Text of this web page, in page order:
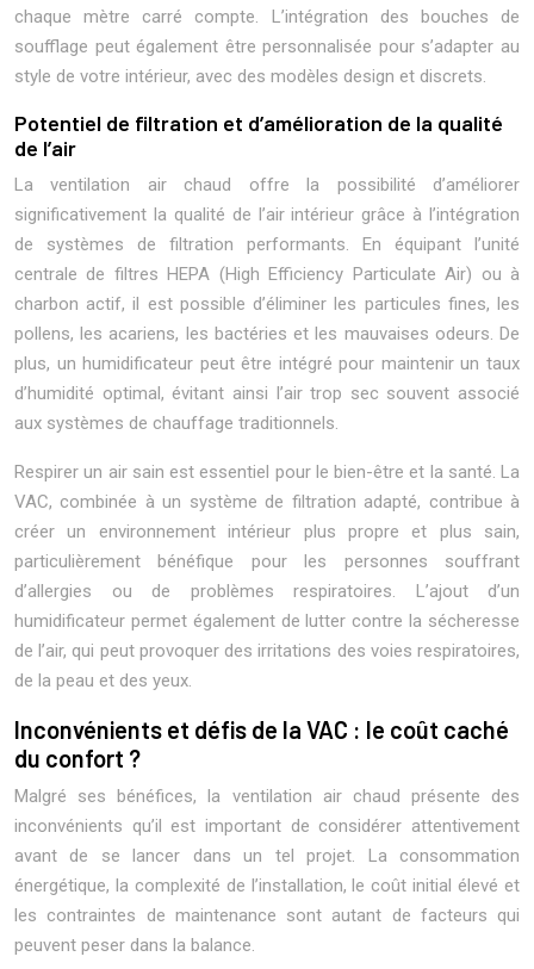
chaque mètre carré compte. L’intégration des bouches de
soufflage peut également être personnalisée pour s’adapter au
style de votre intérieur, avec des modèles design et discrets.
Potentiel de filtration et d’amélioration de la qualité
de l’air
La ventilation air chaud offre la possibilité d’améliorer
significativement la qualité de l’air intérieur grâce à l’intégration
de systèmes de filtration performants. En équipant l’unité
centrale de filtres HEPA (High Efficiency Particulate Air) ou à
charbon actif, il est possible d’éliminer les particules fines, les
pollens, les acariens, les bactéries et les mauvaises odeurs. De
plus, un humidificateur peut être intégré pour maintenir un taux
d’humidité optimal, évitant ainsi l’air trop sec souvent associé
aux systèmes de chauffage traditionnels.
Respirer un air sain est essentiel pour le bien-être et la santé. La
VAC, combinée à un système de filtration adapté, contribue à
créer un environnement intérieur plus propre et plus sain,
particulièrement bénéfique pour les personnes souffrant
d’allergies ou de problèmes respiratoires. L’ajout d’un
humidificateur permet également de lutter contre la sécheresse
de l’air, qui peut provoquer des irritations des voies respiratoires,
de la peau et des yeux.
Inconvénients et défis de la VAC : le coût caché
du confort ?
Malgré ses bénéfices, la ventilation air chaud présente des
inconvénients qu’il est important de considérer attentivement
avant de se lancer dans un tel projet. La consommation
énergétique, la complexité de l’installation, le coût initial élevé et
les contraintes de maintenance sont autant de facteurs qui
peuvent peser dans la balance.